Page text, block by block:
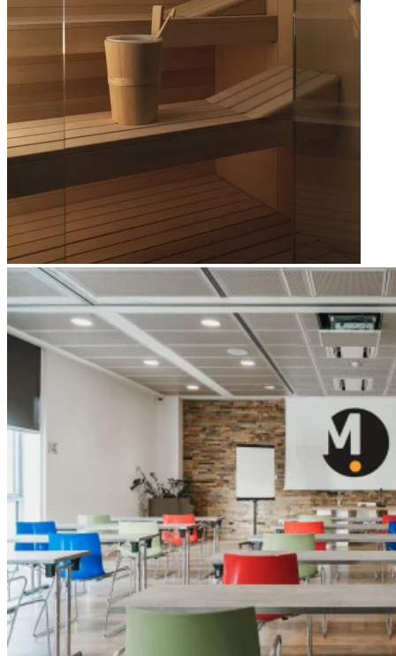
Apri immagine Green Meeting hall